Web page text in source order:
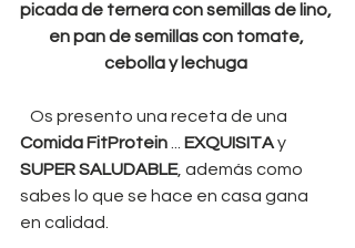
picada de ternera con semillas de lino,
en pan de semillas con tomate,
cebolla y lechuga
   Os presento una receta de una
Comida FitProtein
EXQUISITA y
SUPER SALUDABLE, además como
sabes lo que se hace en casa gana
en calidad.